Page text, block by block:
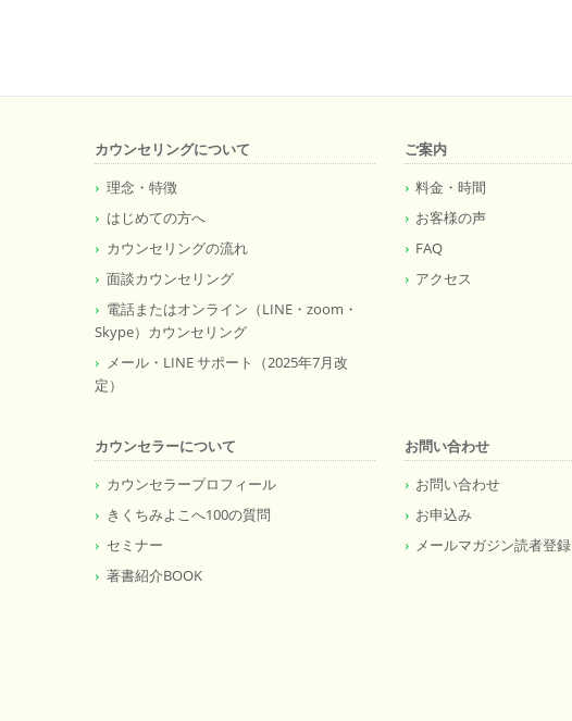
カウンセリングについて
理念・特徴
はじめての方へ
カウンセリングの流れ
面談カウンセリング
電話またはオンライン（LINE・zoom・
Skype）カウンセリング
メール・LINE サポート（2025年7月改
定）
ご案内
料金・時間
お客様の声
FAQ
アクセス
カウンセラーについて
カウンセラープロフィール
きくちみよこへ100の質問
セミナー
著書紹介BOOK
お問い合わせ
お問い合わせ
お申込み
メールマガジン読者登録